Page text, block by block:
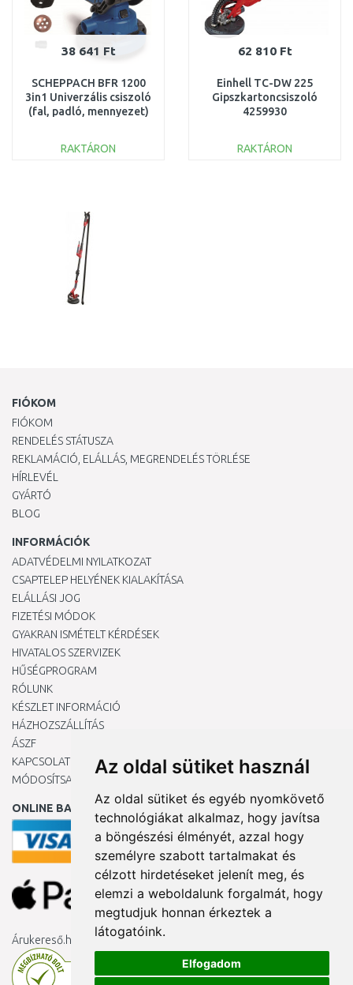
Az oldal sütiket használ
Az oldal sütiket és egyéb nyomkövető
technológiákat alkalmaz, hogy javítsa
a böngészési élményét, azzal hogy
személyre szabott tartalmakat és
célzott hirdetéseket jelenít meg, és
elemzi a weboldalunk forgalmát, hogy
megtudjuk honnan érkeztek a
látogatóink.
Elfogadom
38 641 Ft
SCHEPPACH BFR 1200
3in1 Univerzális csiszoló
(fal, padló, mennyezet)
RAKTÁRON
62 810 Ft
Einhell TC-DW 225
Gipszkartoncsiszoló
4259930
RAKTÁRON
FIÓKOM
FIÓKOM
RENDELÉS STÁTUSZA
REKLAMÁCIÓ, ELÁLLÁS, MEGRENDELÉS TÖRLÉSE
HÍRLEVÉL
GYÁRTÓ
BLOG
INFORMÁCIÓK
ADATVÉDELMI NYILATKOZAT
CSAPTELEP HELYÉNEK KIALAKÍTÁSA
ELÁLLÁSI JOG
FIZETÉSI MÓDOK
GYAKRAN ISMÉTELT KÉRDÉSEK
HIVATALOS SZERVIZEK
HŰSÉGPROGRAM
RÓLUNK
KÉSZLET INFORMÁCIÓ
HÁZHOZSZÁLLÍTÁS
ÁSZF
KAPCSOLAT
MÓDOSÍTSA A COOKIE-BEÁLLÍTÁSAIMAT
ONLINE BANKKÁRTYÁVAL
Árukereső.hu